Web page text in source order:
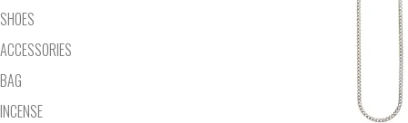
SHOES
ACCESSORIES
BAG
INCENSE